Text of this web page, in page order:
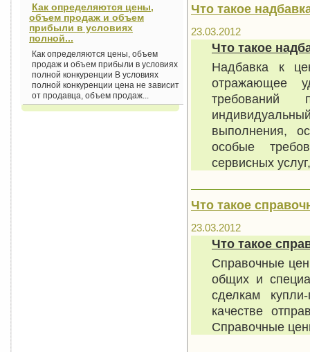
Как определяются цены,
объем продаж и объем
прибыли в условиях
полной...
Как определяются цены, объем
продаж и объем прибыли в условиях
полной конкуренции В условиях
полной конкуренции цена не зависит
от продавца, объем продаж...
Что такое
23.03.2012
Что такое
Надбавка к
отражающее
требований
выполнения,
особые
сервисных
Что такое
23.03.2012
Что такое
Справочные
общих и
сделкам
качестве
Справочные